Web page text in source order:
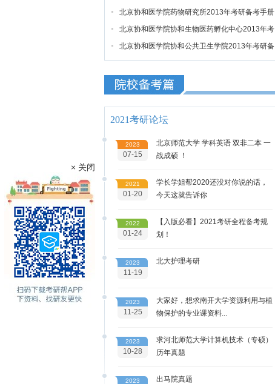
手册
北京协和医学院药物研究所2013年考研备考手册
北京协和医学院协和生物医药孵化中心2013年考
研备考手册
北京协和医学院协和公共卫生学院2013年考研备
考手册
2021考研论坛
2023
07-15
北京师范大学 学科英语 双非二本 一
战成硕 ！
2021
01-20
学长学姐帮2020还没对你说的话，
今天这就告诉你
2022
01-24
【入版必看】2021考研全程备考规
划！
2023
11-19
北大护理考研
2023
11-25
大家好，想求南开大学资源利用与植
物保护的专业课资料...
2023
10-28
求河北师范大学计算机技术（专硕）
历年真题
2023 出马院真题
× 关闭